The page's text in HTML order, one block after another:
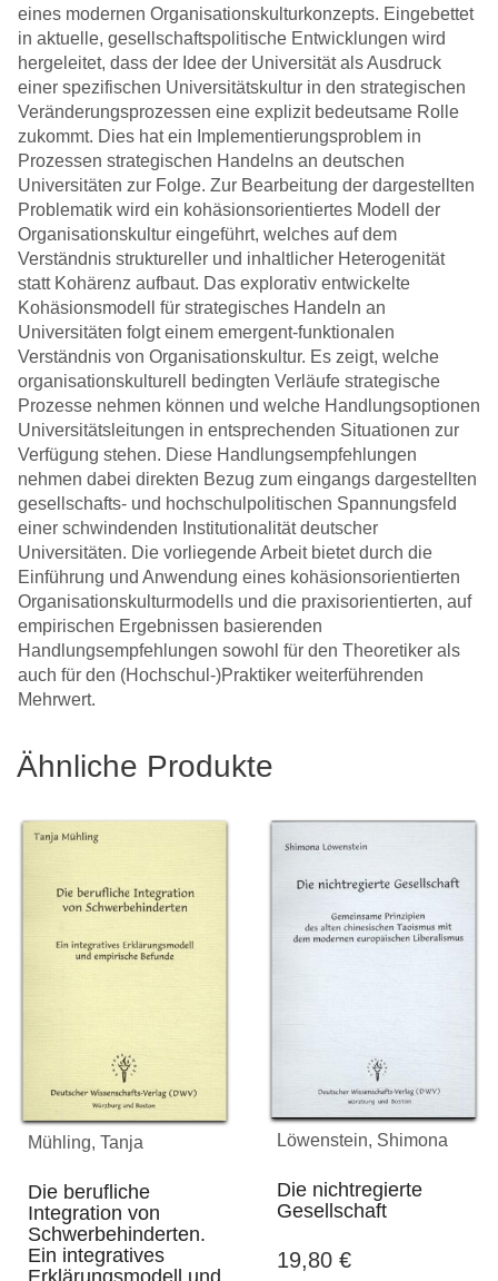
eines modernen Organisationskulturkonzepts. Eingebettet
in aktuelle, gesellschaftspolitische Entwicklungen wird
hergeleitet, dass der Idee der Universität als Ausdruck
einer spezifischen Universitätskultur in den strategischen
Veränderungsprozessen eine explizit bedeutsame Rolle
zukommt. Dies hat ein Implementierungsproblem in
Prozessen strategischen Handelns an deutschen
Universitäten zur Folge. Zur Bearbeitung der dargestellten
Problematik wird ein kohäsionsorientiertes Modell der
Organisationskultur eingeführt, welches auf dem
Verständnis struktureller und inhaltlicher Heterogenität
statt Kohärenz aufbaut. Das explorativ entwickelte
Kohäsionsmodell für strategisches Handeln an
Universitäten folgt einem emergent-funktionalen
Verständnis von Organisationskultur. Es zeigt, welche
organisationskulturell bedingten Verläufe strategische
Prozesse nehmen können und welche Handlungsoptionen
Universitätsleitungen in entsprechenden Situationen zur
Verfügung stehen. Diese Handlungsempfehlungen
nehmen dabei direkten Bezug zum eingangs dargestellten
gesellschafts- und hochschulpolitischen Spannungsfeld
einer schwindenden Institutionalität deutscher
Universitäten. Die vorliegende Arbeit bietet durch die
Einführung und Anwendung eines kohäsionsorientierten
Organisationskulturmodells und die praxisorientierten, auf
empirischen Ergebnissen basierenden
Handlungsempfehlungen sowohl für den Theoretiker als
auch für den (Hochschul-)Praktiker weiterführenden
Mehrwert.
Ähnliche Produkte
Mühling, Tanja
Die berufliche
Integration von
Schwerbehinderten.
Ein integratives
Löwenstein, Shimona
Die nichtregierte
Gesellschaft
19,80 €